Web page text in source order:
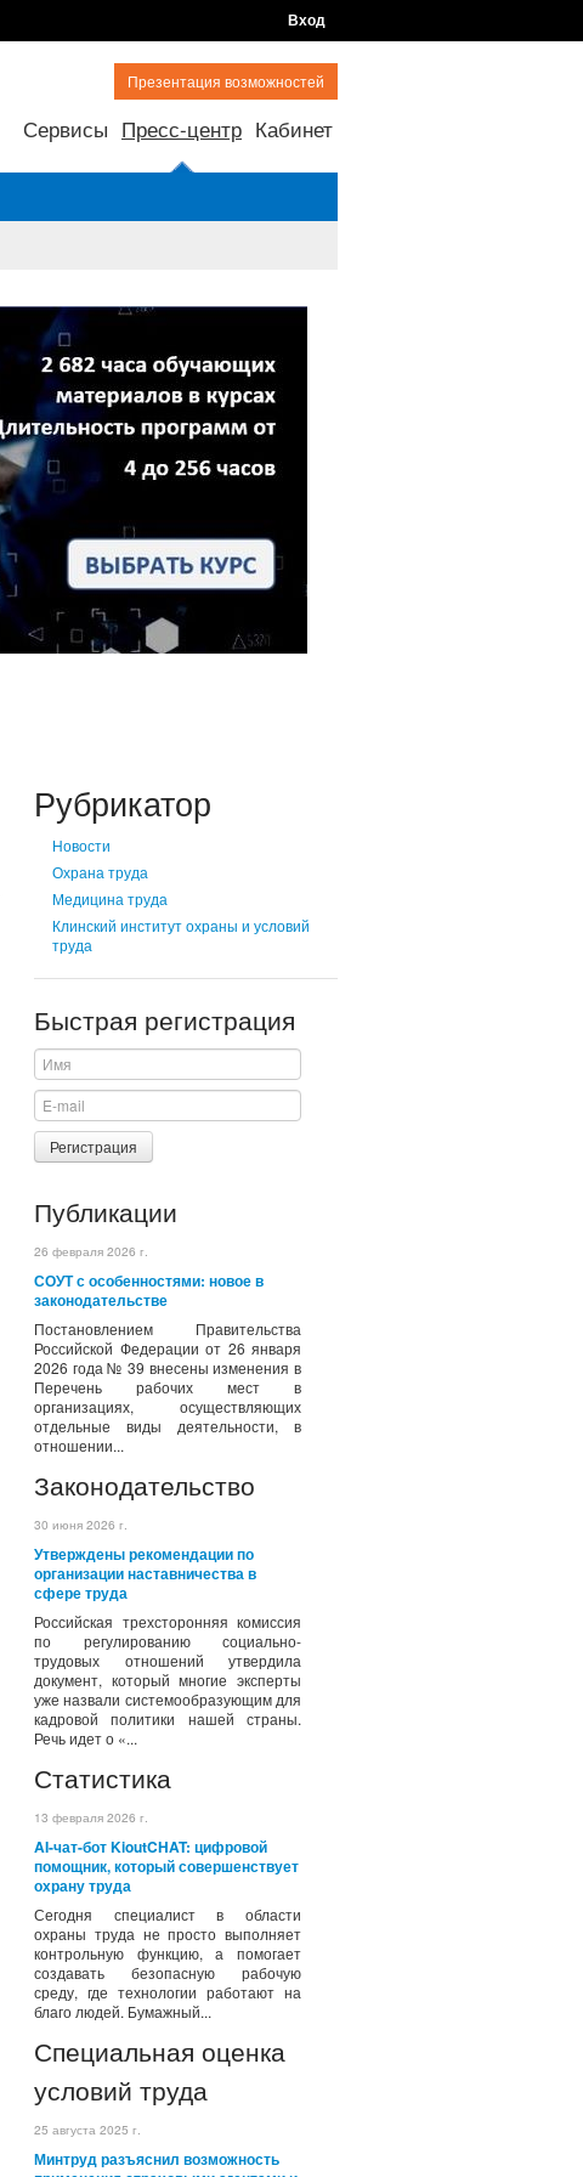
Вход
Презентация возможностей
Сервисы Пресс-центр Кабинет
Рубрикатор
Новости
Охрана труда
Медицина труда
Клинский институт охраны и условий
труда
Быстрая регистрация
Регистрация
Публикации
26 февраля 2026 г.
СОУТ с особенностями: новое в
законодательстве
Постановлением Правительства
Российской Федерации от 26 января
2026 года № 39 внесены изменения в
Перечень рабочих мест в
организациях, осуществляющих
отдельные виды деятельности, в
отношении...
Законодательство
30 июня 2026 г.
Утверждены рекомендации по
организации наставничества в
сфере труда
Российская трехсторонняя комиссия
по регулированию социально-
трудовых отношений утвердила
документ, который многие эксперты
уже назвали системообразующим для
кадровой политики нашей страны.
Речь идет о «...
Статистика
13 февраля 2026 г.
AI-чат-бот KioutCHAT: цифровой
помощник, который совершенствует
охрану труда
Сегодня специалист в области
охраны труда не просто выполняет
контрольную функцию, а помогает
создавать безопасную рабочую
среду, где технологии работают на
благо людей. Бумажный...
Специальная оценка
условий труда
25 августа 2025 г.
Минтруд разъяснил возможность